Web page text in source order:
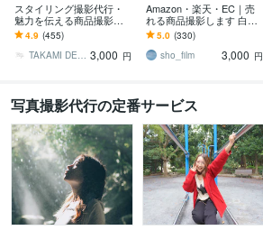
スタイリング撮影代行・
魅力を伝える商品撮影承
ります インスタグラム・
ECサイト・広告用の撮影
代行いたします！
4.9 (455)
TAKAMI DESIGN 3,000 円
Amazon・楽天・EC｜売
れる商品撮影します 白抜
き〜おしゃれ物撮りまで
／インスタ・広告対応
5.0 (330)
sho_film
3,000 円
写真撮影代行の定番サービス